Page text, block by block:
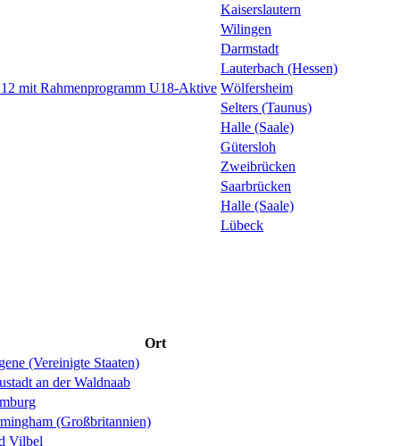
Kaiserslautern
Wilingen
Darmstadt
Lauterbach (Hessen)
mit Rahmenprogramm U18-Aktive Wölfersheim
Selters (Taunus)
Halle (Saale)
Gütersloh
Zweibrücken
Saarbrücken
Halle (Saale)
Lübeck
Ort
(Vereinigte Staaten)
an der Waldnaab
(Großbritannien)
Vilbel